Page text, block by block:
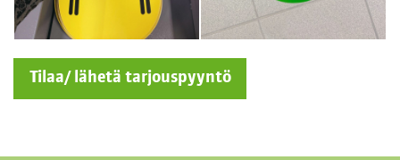
Tilaa/ lähetä tarjouspyyntö